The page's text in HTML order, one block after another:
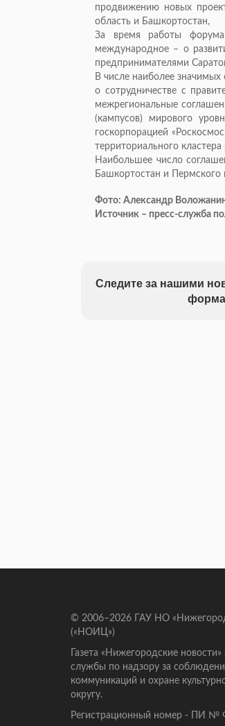
продвижению новых
область и Башкортостан,
За время работы
международное – о
предпринимателями
В числе наиболее
о сотрудничестве с
межрегиональные
(кампусов) мирового
госкорпорацией
территориального
Наибольшее число
Башкортостан и Пермского
Фото: Александр
Источник – пресс-служба
Следите за нашими
© 2006–2026 ГАУ НО
(«НОИЦ»)
Газета «Нижегородские
службы по надзору за
коммуникаций и охране
округу.
Регистрационный номер - ПИ №